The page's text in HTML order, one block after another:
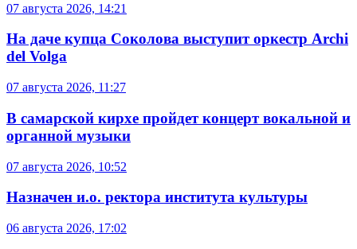
07 августа 2026, 14:21
На даче купца Соколова выступит оркестр Archi
del Volga
07 августа 2026, 11:27
В самарской кирхе пройдет концерт вокальной и
органной музыки
07 августа 2026, 10:52
Назначен и.о. ректора института культуры
06 августа 2026, 17:02